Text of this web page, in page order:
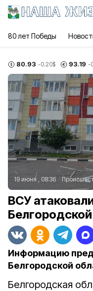
80 лет Победы
80.93 -0.20$ 93.19 -
19 июня , 08:36
ВСУ
Информацию
Белгородской
Белгородская